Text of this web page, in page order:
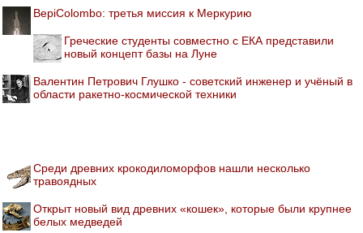
BepiColombo: третья миссия к Меркурию
Греческие студенты совместно с ЕКА представили
новый концепт базы на Луне
Валентин Петрович Глушко - советский инженер и учёный в
области ракетно-космической техники
Среди древних крокодиломорфов нашли несколько
травоядных
Открыт новый вид древних «кошек», которые были крупнее
белых медведей